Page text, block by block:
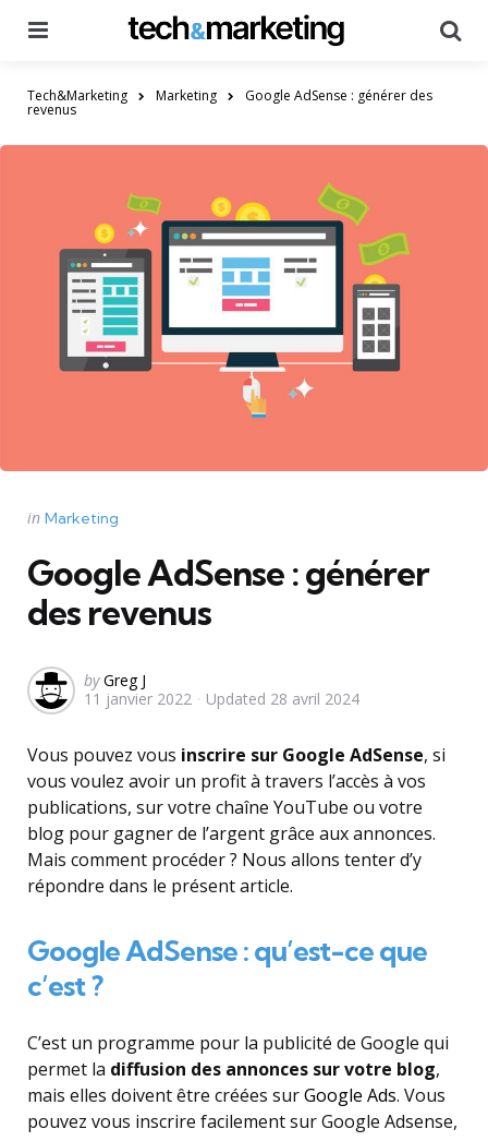
Tech&Marketing Marketing Google AdSense : générer des
revenus
Categories
Posted
in Marketing
Google AdSense : générer
des revenus
Posted
by
by Greg J
11 janvier 2022
Updated 28 avril 2024
Vous pouvez vous inscrire sur Google AdSense, si
vous voulez avoir un profit à travers l’accès à vos
publications, sur votre chaîne YouTube ou votre
blog pour gagner de l’argent grâce aux annonces.
Mais comment procéder ? Nous allons tenter d’y
répondre dans le présent article.
Google AdSense : qu’est-ce que
c’est ?
C’est un programme pour la publicité de Google qui
permet la diffusion des annonces sur votre blog,
mais elles doivent être créées surGoogle Ads. Vous
pouvez vous inscrire facilement sur Google Adsense,